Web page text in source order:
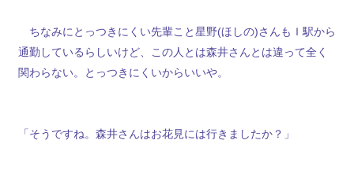
ちなみにとっつきにくい先輩こと星野(ほしの)さんもＩ駅から
通勤しているらしいけど、この人とは森井さんとは違って全く
関わらない。とっつきにくいからいいや。
「そうですね。森井さんはお花見には行きましたか？」